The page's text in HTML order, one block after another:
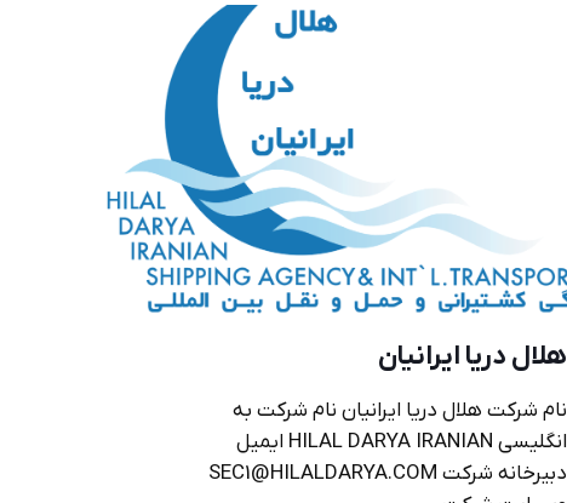
هلال دریا ایرانیان
نام شرکت هلال دریا ایرانیان نام شرکت به
انگلیسی HILAL DARYA IRANIAN ایمیل
دبیرخانه شرکت SEC1@HILALDARYA.COM